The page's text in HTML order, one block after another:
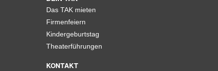
Das TAK mieten
Firmenfeiern
Kindergeburtstag
Theaterführungen
KONTAKT